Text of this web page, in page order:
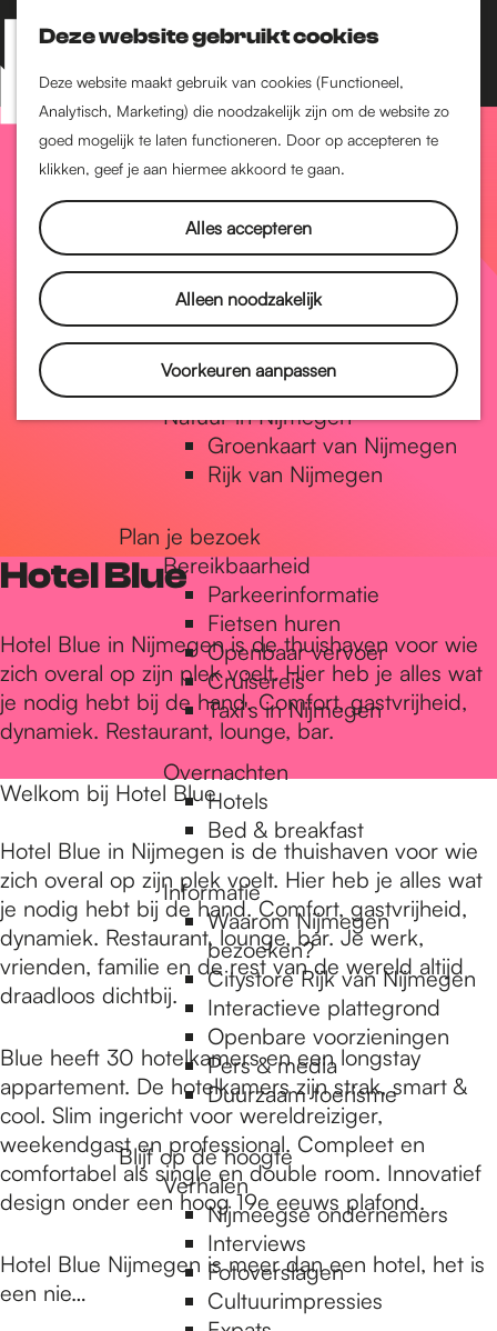
Deze website gebruikt cookies
Deze website maakt gebruik van cookies (Functioneel,
Analytisch, Marketing) die noodzakelijk zijn om de website zo
goed mogelijk te laten functioneren. Door op accepteren te
klikken, geef je aan hiermee akkoord te gaan.
Alles accepteren
Alleen noodzakelijk
Voorkeuren aanpassen
Z
o
e
k
e
K
a
a
r
t
M
e
n
Nijmegen-Nieuw-West
Dukenburg
Lindenholt
Historie
De oudste stad van
Nederland
Historische tijdlijn
Romeinse Limes
Vrede van Nijmegen
Penning
Natuur in Nijmegen
Groenkaart van Nijmegen
Rijk van Nijmegen
Plan je bezoek
Bereikbaarheid
Parkeerinformatie
Fietsen huren
Openbaar vervoer
Cruisereis
Taxi's in Nijmegen
Overnachten
Hotels
Bed & breakfast
Informatie
Waarom Nijmegen
bezoeken?
Citystore Rijk van Nijmegen
Interactieve plattegrond
Openbare voorzieningen
Pers & media
Duurzaam toerisme
Blijf op de hoogte
Verhalen
Nijmeegse ondernemers
Interviews
Fotoverslagen
Cultuurimpressies
Hotel Blue
Hotel Blue in Nijmegen is de thuishaven voor wie
zich overal op zijn plek voelt. Hier heb je alles wat
je nodig hebt bij de hand. Comfort, gastvrijheid,
dynamiek. Restaurant, lounge, bar.
Welkom bij Hotel Blue
Hotel Blue in Nijmegen is de thuishaven voor wie
zich overal op zijn plek voelt. Hier heb je alles wat
je nodig hebt bij de hand. Comfort, gastvrijheid,
dynamiek. Restaurant, lounge, bar. Je werk,
vrienden, familie en de rest van de wereld altijd
draadloos dichtbij.
Blue heeft 30 hotelkamers en een longstay
appartement. De hotelkamers zijn strak, smart &
cool. Slim ingericht voor wereldreiziger,
weekendgast en professional. Compleet en
comfortabel als single en double room. Innovatief
design onder een hoog 19e eeuws plafond.
Hotel Blue Nijmegen is meer dan een hotel, het is
een nie…